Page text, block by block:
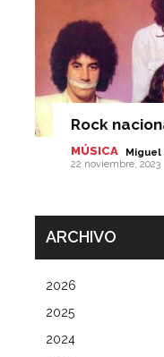
Rock
MÚSICA Miguel
22 noviembre, 2023
ARCHIVO
2026
2025
2024